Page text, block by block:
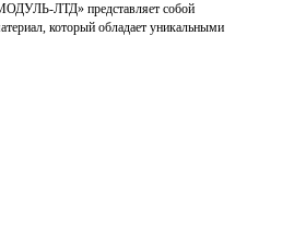
ЛТД» представляет собой
который обладает уникальными